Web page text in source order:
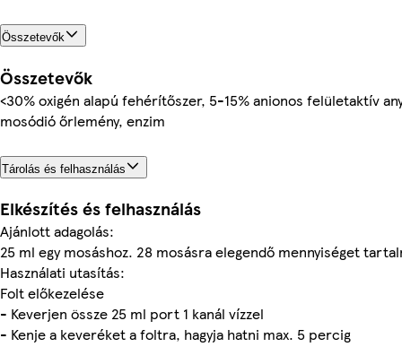
Összetevők
Összetevők
<30% oxigén alapú fehérítőszer, 5-15% anionos felületaktív
mosódió őrlemény, enzim
Tárolás és felhasználás
Elkészítés és felhasználás
Ajánlott adagolás:
25 ml egy mosáshoz. 28 mosásra elegendő mennyiséget
Használati utasítás:
Folt előkezelése
- Keverjen össze 25 ml port 1 kanál vízzel
- Kenje a keveréket a foltra, hagyja hatni max. 5 percig